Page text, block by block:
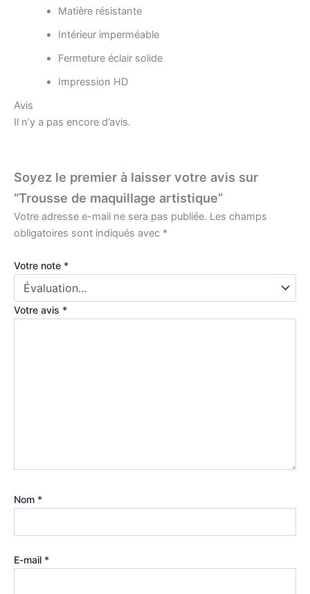
Matière résistante
Intérieur imperméable
Fermeture éclair solide
Impression HD
Avis
Il n’y a pas encore d’avis.
Soyez le premier à laisser votre avis sur
“Trousse de maquillage artistique”
Votre adresse e-mail ne sera pas publiée. Les champs
obligatoires sont indiqués avec *
Votre note *
Votre avis *
Nom *
E-mail *